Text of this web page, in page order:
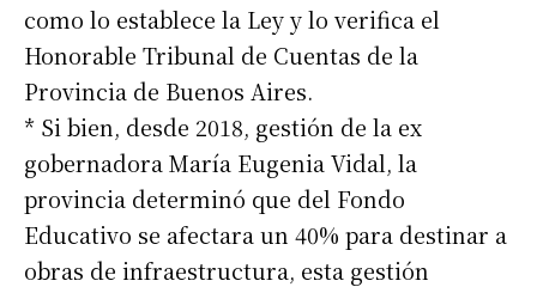
como lo establece la Ley y lo verifica el
Honorable Tribunal de Cuentas de la
Provincia de Buenos Aires.
* Si bien, desde 2018, gestión de la ex
gobernadora María Eugenia Vidal, la
provincia determinó que del Fondo
Educativo se afectara un 40% para destinar a
obras de infraestructura, esta gestión